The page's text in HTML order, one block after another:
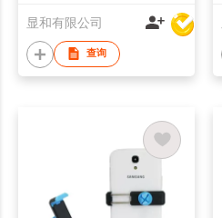
显和有限公司
查询